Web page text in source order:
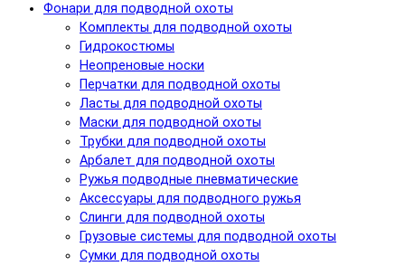
Фонари для подводной охоты
Комплекты для подводной охоты
Гидрокостюмы
Неопреновые носки
Перчатки для подводной охоты
Ласты для подводной охоты
Маски для подводной охоты
Трубки для подводной охоты
Арбалет для подводной охоты
Ружья подводные пневматические
Аксессуары для подводного ружья
Слинги для подводной охоты
Грузовые системы для подводной охоты
Сумки для подводной охоты